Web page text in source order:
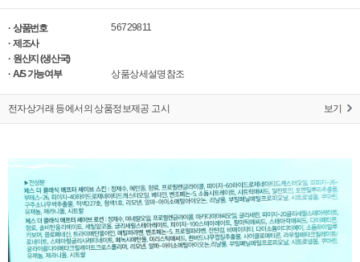
· 상품번호
56729811
· 제조사
· 원산지 (생산국)
· A/S 가능여부
상품상세설명참조
전자상거래 등에서의 상품정보제공 고시 보기